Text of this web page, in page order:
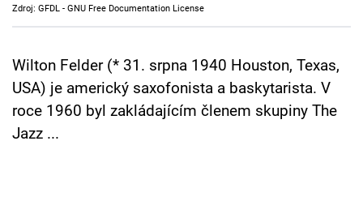
Cool Esport
Pořady
TV Program
Sledujte prima+
Zdroj: GFDL - GNU Free Documentation License
Wilton Felder (* 31. srpna 1940 Houston, Texas,
USA) je americký saxofonista a baskytarista. V
roce 1960 byl zakládajícím členem skupiny The
Jazz ...